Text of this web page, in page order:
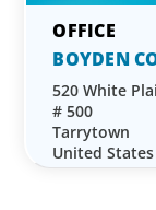
BOYDEN
520 White
# 500
Tarrytown
United States